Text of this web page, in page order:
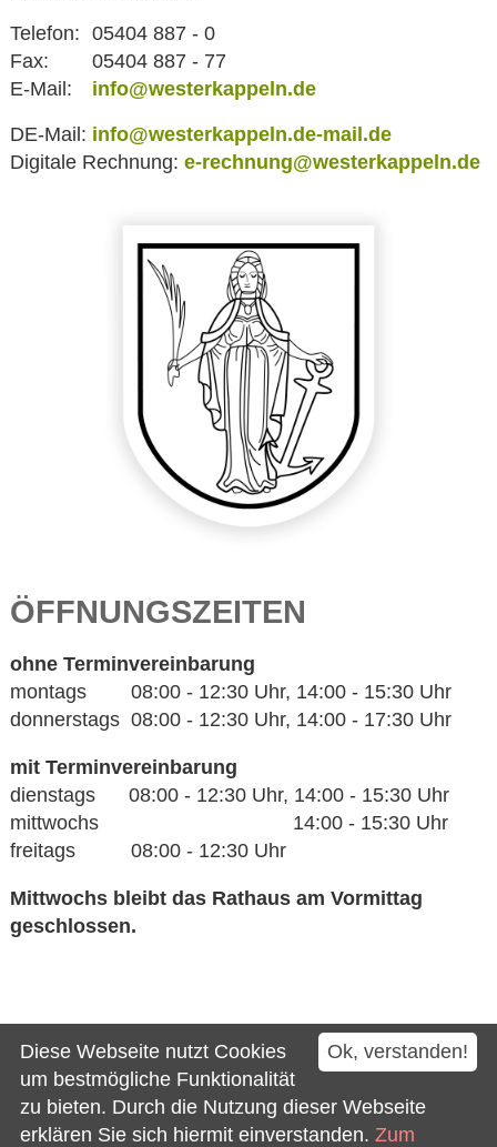
Telefon: 05404 887 - 0
Fax:
05404 887 - 77
E-Mail:
info@westerkappeln.de
DE-Mail: info@westerkappeln.de-mail.de
Digitale Rechnung: e-rechnung@westerkappeln.de
ÖFFNUNGSZEITEN
ohne Terminvereinbarung
montags 08:00 - 12:30 Uhr, 14:00 - 15:30 Uhr
donnerstags 08:00 - 12:30 Uhr, 14:00 - 17:30 Uhr
mit Terminvereinbarung
dienstags 08:00 - 12:30 Uhr, 14:00 - 15:30 Uhr
mittwochs 14:00 - 15:30 Uhr
freitags 08:00 - 12:30 Uhr
Mittwochs bleibt das Rathaus am Vormittag
geschlossen.
Kontakt
Impressum
Datenschutz
Ok, verstanden!
Diese Webseite nutzt Cookies
um bestmögliche Funktionalität
zu bieten. Durch die Nutzung dieser Webseite
erklären Sie sich hiermit einverstanden. Zum